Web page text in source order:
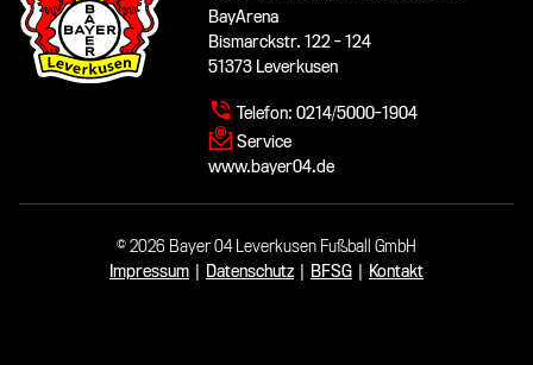
BayArena
Bismarckstr. 122 - 124
51373 Leverkusen
Telefon: 0214/5000-1904
Service
www.bayer04.de
© 2026 Bayer 04 Leverkusen Fußball GmbH
Impressum | Datenschutz | BFSG | Kontakt